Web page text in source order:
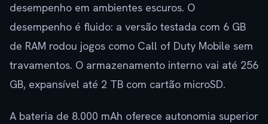
desempenho em ambientes escuros. O
desempenho é fluido: a versão testada com 6 GB
de RAM rodou jogos como Call of Duty Mobile sem
travamentos. O armazenamento interno vai até 256
GB, expansível até 2 TB com cartão microSD.
A bateria de 8.000 mAh oferece autonomia superior